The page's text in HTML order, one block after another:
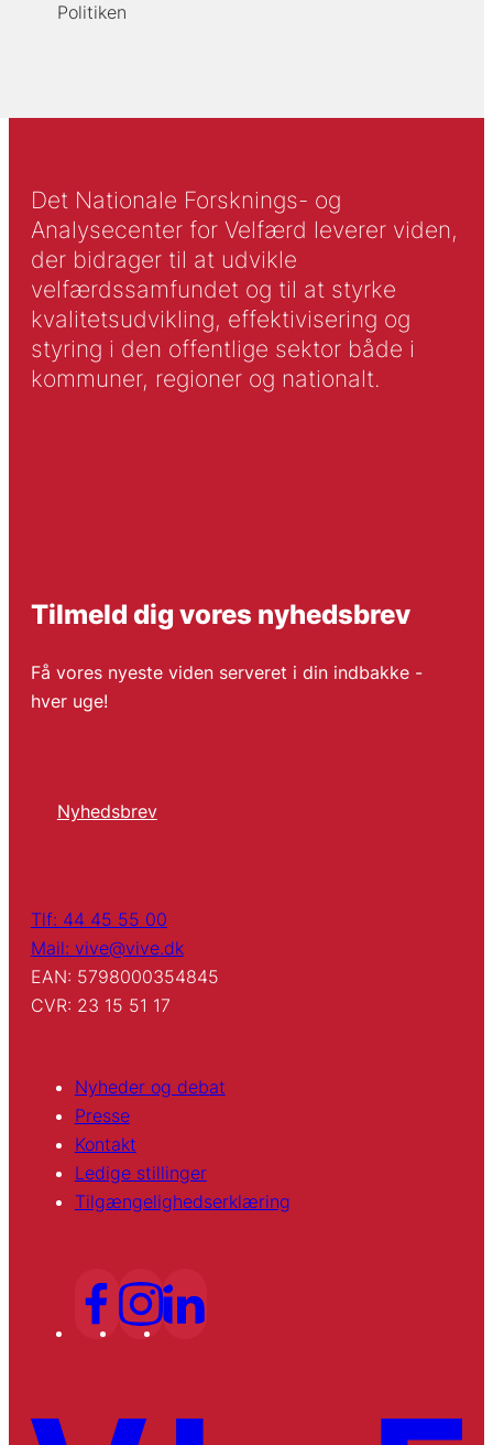
Politiken
Det Nationale Forsknings- og
Analysecenter for Velfærd leverer viden,
der bidrager til at udvikle
velfærdssamfundet og til at styrke
kvalitetsudvikling, effektivisering og
styring i den offentlige sektor både i
kommuner, regioner og nationalt.
Tilmeld dig vores nyhedsbrev
Få vores nyeste viden serveret i din indbakke -
hver uge!
Nyhedsbrev
Tlf: 44 45 55 00
Mail: vive@vive.dk
EAN: 5798000354845
CVR: 23 15 51 17
Nyheder og debat
Presse
Kontakt
Ledige stillinger
Tilgængelighedserklæring